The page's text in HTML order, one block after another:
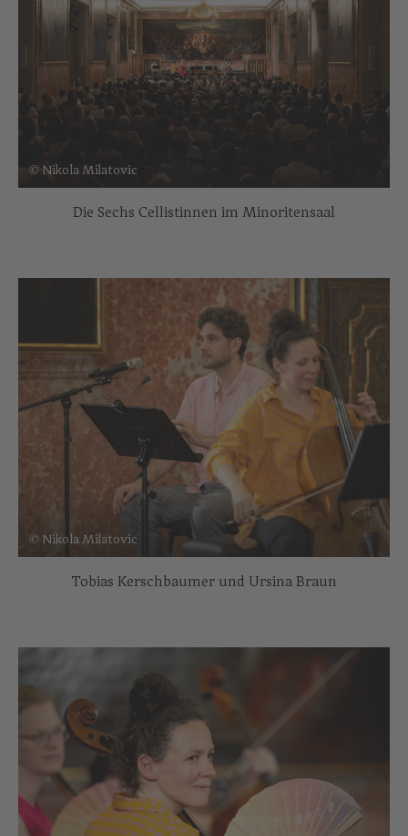
© Nikola Milatovic
Die Sechs Cellistinnen im Minoritensaal
© Nikola Milatovic
Tobias Kerschbaumer und Ursina Braun